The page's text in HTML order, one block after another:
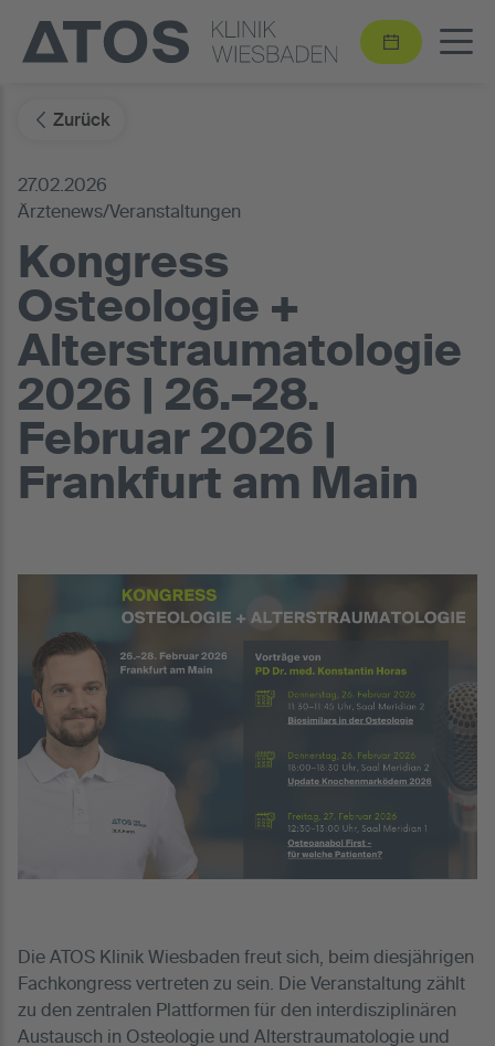
Zurück
27.02.2026
Ärztenews/Veranstaltungen
Kongress
Osteologie +
Alterstraumatologie
2026 | 26.–28.
Februar 2026 |
Frankfurt am Main
Die ATOS Klinik Wiesbaden freut sich, beim diesjährigen
Fachkongress vertreten zu sein. Die Veranstaltung zählt
zu den zentralen Plattformen für den interdisziplinären
Austausch in Osteologie und Alterstraumatologie und